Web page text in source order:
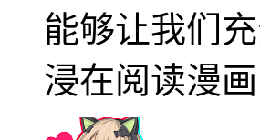
能够让我们
浸在阅读漫